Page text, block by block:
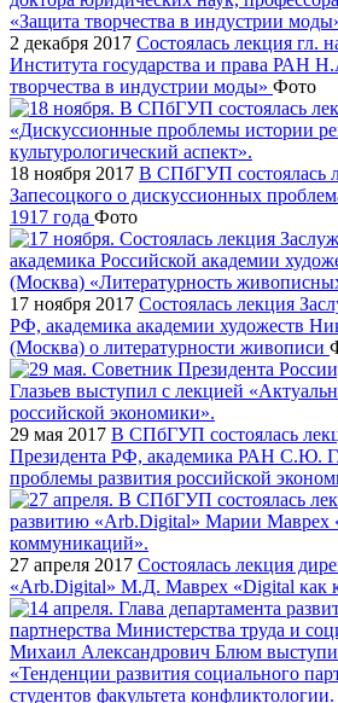
2 декабря 2017 Состоялась лекция гл.
Института государства и права РАН
творчества в индустрии моды» Фото
18 ноября 2017 В СПбГУП состоялась
Запесоцкого о дискуссионных
1917 года Фото
17 ноября 2017 Состоялась лекция
РФ, академика академии художеств
(Москва) о литературности живописи
29 мая 2017 В СПбГУП состоялась
Президента РФ, академика РАН С.Ю.
проблемы развития российской
27 апреля 2017 Состоялась лекция
«Arb.Digital» М.Д. Маврех «Digital как